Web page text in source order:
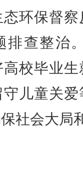
环保督
排查整治
校毕业
儿童关
社会大局